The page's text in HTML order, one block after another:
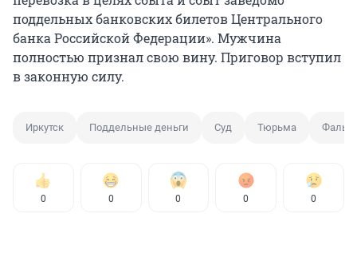
поддельных банковских билетов Центрального
банка Российской Федерации». Мужчина
полностью признал свою вину. Приговор вступил
в законную силу.
Иркутск Поддельные деньги Суд Тюрьма
0 0 0 0 0